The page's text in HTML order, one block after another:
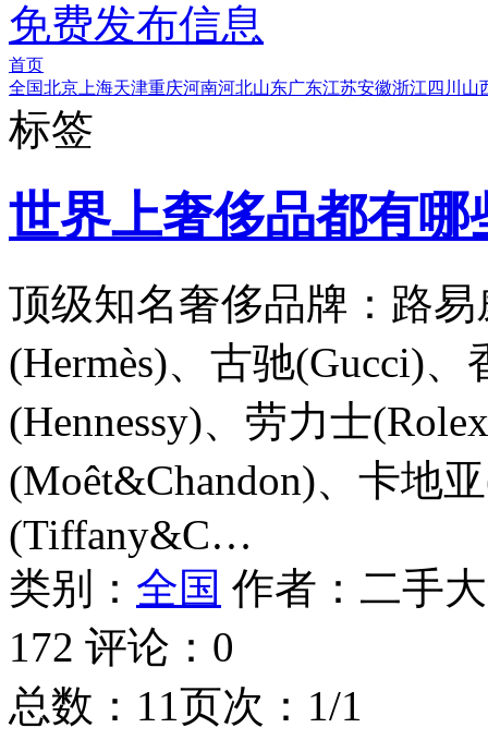
免费发布信息
首页
全国北京 上海天津重庆河南河北山东广东江苏安徽浙江 四川 山
标签
世界上奢侈品都有哪
顶级知名奢侈品牌：路
(Hermès)、古驰(Gucci)
(Hennessy)、劳力士
(Moêt&Chandon)、卡地
(Tiffany&C…
类别： 全国 作者： 二手
172 评论： 0
总数：11页次：1/1